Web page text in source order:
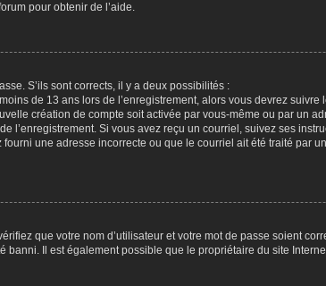
pour obtenir de l’aide.
S’ils sont corrects, il y a deux possibilités :
de 13 ans lors de l’enregistrement, alors vous devrez
création de compte soit activée par vous-même ou par un
l’enregistrement. Si vous avez reçu un courriel, suivez ses
une adresse incorrecte ou que le courriel ait été traité par
que votre nom d’utilisateur et votre mot de passe soient
banni. Il est également possible que le propriétaire du site